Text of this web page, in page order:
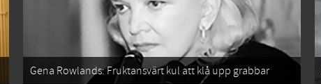
Gena Rowlands: Fruktansvärt kul att klå upp grabbar